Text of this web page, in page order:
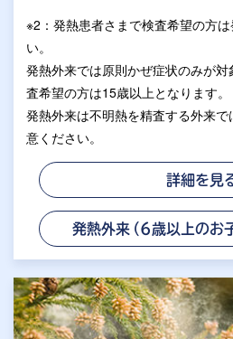
※2：発熱患者さまで検査希望の方
い。
発熱外来では原則かぜ症状のみが
査希望の方は15歳以上となります。
発熱外来は不明熱を精査する外来
意ください。
詳細を見
発熱外来（6歳以上のお